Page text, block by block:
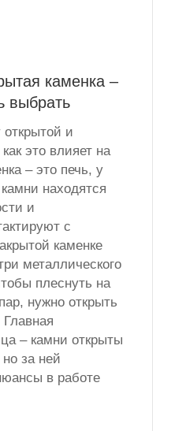
каменка –
выбрать
и
это влияет на
– это печь, у
находятся
и
с
каменке
металлического
плеснуть на
нужно открыть
– камни открыты
за ней
в работе